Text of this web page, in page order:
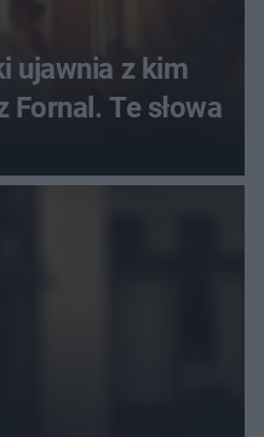
ujawnia z kim
Te słowa